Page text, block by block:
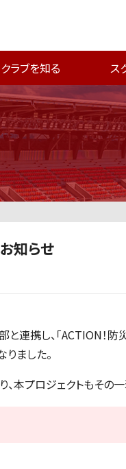
クラブを知る ス
知らせ
携し、「ACTION！防
ました。
本プロジェクトもその一